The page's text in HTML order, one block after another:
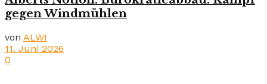
gegen Windmühlen
von ALWI
11. Juni 2026
0